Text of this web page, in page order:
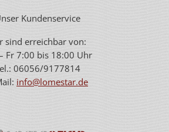
Kundenservice
sind erreichbar von:
Fr 7:00 bis 18:00 Uhr
06056/9177814
info@lomestar.de